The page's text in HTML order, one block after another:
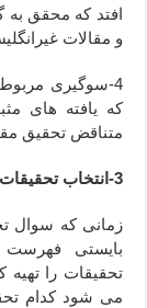
افتد که محقق به
و مقالات
4-سوگیری
که یافته های
متناقض تحقیق
3-انتخاب تحقیقات واجد شرایط مرور سیستماتیک
زمانی که سوال
بایستی فهرست
تحقیقات را
می شود کدام